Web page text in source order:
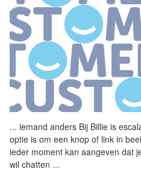
... iemand anders Bij Billie is
optie is om een knop of link in
ieder moment kan aangeven dat
wil chatten ...